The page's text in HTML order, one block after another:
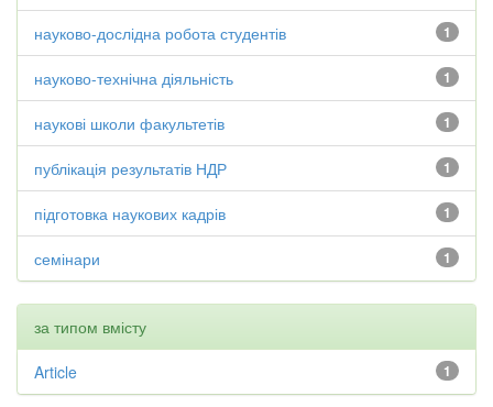
1
науково-дослідна робота студентів
1
науково-технічна діяльність
1
наукові школи факультетів
1
публікація результатів НДР
1
підготовка наукових кадрів
1
семінари
за типом вмісту
1
Article